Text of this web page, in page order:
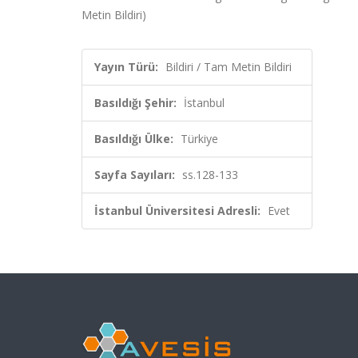
Metin Bildiri)
Yayın Türü: Bildiri / Tam Metin Bildiri
Basıldığı Şehir: İstanbul
Basıldığı Ülke: Türkiye
Sayfa Sayıları: ss.128-133
İstanbul Üniversitesi Adresli: Evet